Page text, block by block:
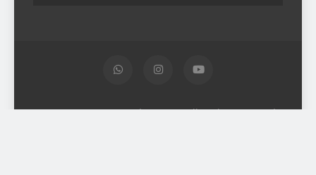
© SMP Negeri 2 Gondangrejo - All Rights Reserved -